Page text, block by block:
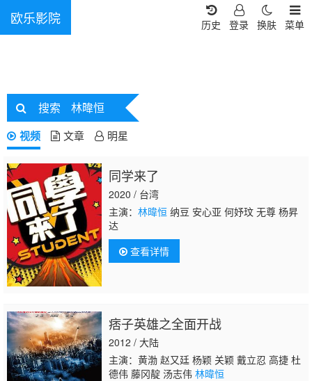
欧乐影院 菜单
换肤
登录
历史
搜索 林暐恒
视频 文章 明星
同学来了
2020 / 台湾
主演： 林暐恒纳豆 安心亚 何妤玟 无尊 杨昇
达
查看详情
痞子英雄之全面开战
2012 / 大陆
主演：黄渤 赵又廷 杨颖 关颖 戴立忍 高捷 杜
德伟 藤冈靛 汤志伟 林暐恒